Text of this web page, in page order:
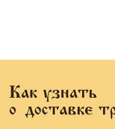
Как узнать
о доставке